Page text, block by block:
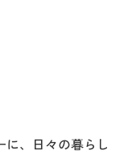
、日々の暮らし